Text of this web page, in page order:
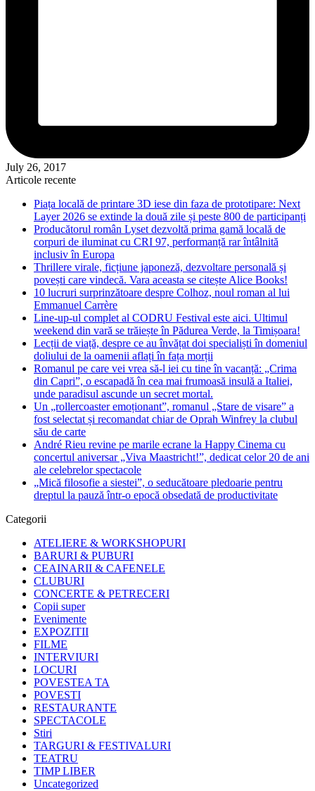
July 26, 2017
Articole recente
Piața locală de printare 3D iese din faza de prototipare: Next
Layer 2026 se extinde la două zile și peste 800 de participanți
Producătorul român Lyset dezvoltă prima gamă locală de
corpuri de iluminat cu CRI 97, performanță rar întâlnită
inclusiv în Europa
Thrillere virale, ficțiune japoneză, dezvoltare personală și
povești care vindecă. Vara aceasta se citește Alice Books!
10 lucruri surprinzătoare despre Colhoz, noul roman al lui
Emmanuel Carrère
Line-up-ul complet al CODRU Festival este aici. Ultimul
weekend din vară se trăiește în Pădurea Verde, la Timișoara!
Lecții de viață, despre ce au învățat doi specialiști în domeniul
doliului de la oamenii aflați în fața morții
Romanul pe care vei vrea să-l iei cu tine în vacanță: „Crima
din Capri”, o escapadă în cea mai frumoasă insulă a Italiei,
unde paradisul ascunde un secret mortal.
Un „rollercoaster emoționant”, romanul „Stare de visare” a
fost selectat și recomandat chiar de Oprah Winfrey la clubul
său de carte
André Rieu revine pe marile ecrane la Happy Cinema cu
concertul aniversar „Viva Maastricht!”, dedicat celor 20 de ani
ale celebrelor spectacole
„Mică filosofie a siestei”, o seducătoare pledoarie pentru
dreptul la pauză într-o epocă obsedată de productivitate
Categorii
ATELIERE & WORKSHOPURI
BARURI & PUBURI
CEAINARII & CAFENELE
CLUBURI
CONCERTE & PETRECERI
Copii super
Evenimente
EXPOZITII
FILME
INTERVIURI
LOCURI
POVESTEA TA
POVESTI
RESTAURANTE
SPECTACOLE
Stiri
TARGURI & FESTIVALURI
TEATRU
TIMP LIBER
Uncategorized